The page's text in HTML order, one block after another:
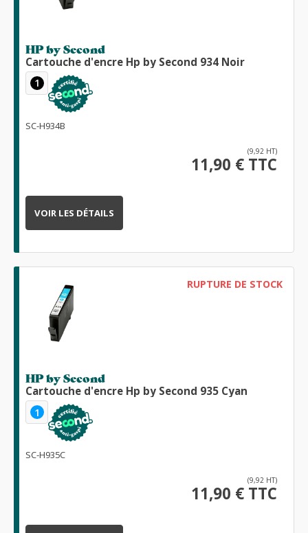
HP by Second
Cartouche d'encre Hp by Second 934 Noir
1
SC-H934B
(9,92 HT)
11,90 € TTC
VOIR LES DÉTAILS
RUPTURE DE STOCK
HP by Second
Cartouche d'encre Hp by Second 935 Cyan
1
SC-H935C
(9,92 HT)
11,90 € TTC